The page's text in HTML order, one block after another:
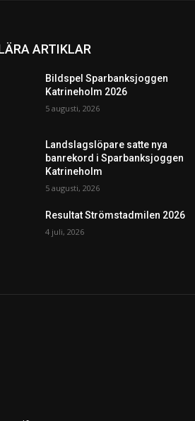
ARTIKLAR
Bildspel Sparbanksjoggen
Katrineholm 2026
5 augusti, 2026
Landslagslöpare satte nya
banrekord i Sparbanksjoggen
Katrineholm
5 augusti, 2026
Resultat Strömstadmilen 2026
4 juli, 2026